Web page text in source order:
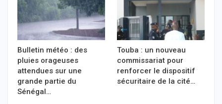
Bulletin météo : des
pluies orageuses
attendues sur une
grande partie du
Sénégal…
Touba : un nouveau
commissariat pour
renforcer le dispositif
sécuritaire de la cité…